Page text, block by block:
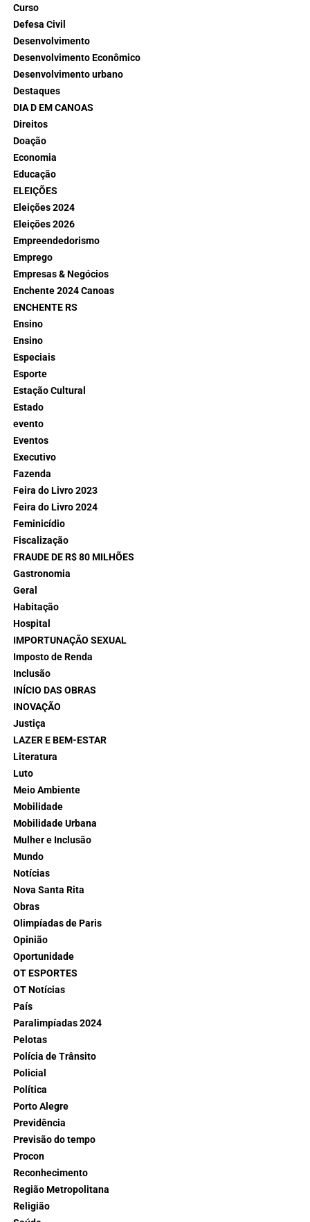
Curso
Defesa Civil
Desenvolvimento
Desenvolvimento Econômico
Desenvolvimento urbano
Destaques
DIA D EM CANOAS
Direitos
Doação
Economia
Educação
ELEIÇÕES
Eleições 2024
Eleições 2026
Empreendedorismo
Emprego
Empresas & Negócios
Enchente 2024 Canoas
ENCHENTE RS
Ensino
Ensino
Especiais
Esporte
Estação Cultural
Estado
evento
Eventos
Executivo
Fazenda
Feira do Livro 2023
Feira do Livro 2024
Feminicídio
Fiscalização
FRAUDE DE R$ 80 MILHÕES
Gastronomia
Geral
Habitação
Hospital
IMPORTUNAÇÃO SEXUAL
Imposto de Renda
Inclusão
INÍCIO DAS OBRAS
INOVAÇÃO
Justiça
LAZER E BEM-ESTAR
Literatura
Luto
Meio Ambiente
Mobilidade
Mobilidade Urbana
Mulher e Inclusão
Mundo
Notícias
Nova Santa Rita
Obras
Olimpíadas de Paris
Opinião
Oportunidade
OT ESPORTES
OT Notícias
País
Paralimpíadas 2024
Pelotas
Polícia de Trânsito
Policial
Política
Porto Alegre
Previdência
Previsão do tempo
Procon
Reconhecimento
Região Metropolitana
Religião